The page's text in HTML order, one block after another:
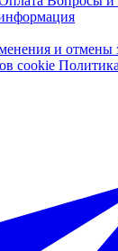
и отмены
cookie Политика